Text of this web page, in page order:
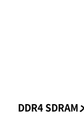
DDR4 SDRAM